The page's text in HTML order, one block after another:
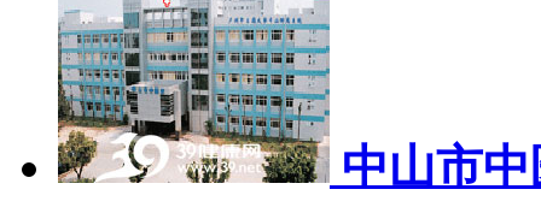
中山市